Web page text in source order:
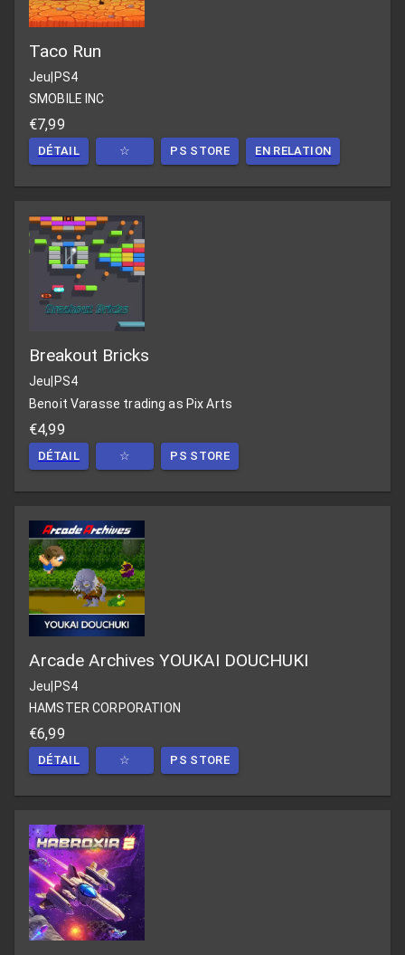
Taco Run
Jeu|PS4
SMOBILE INC
€7,99
DÉTAIL ☆ PS STORE EN RELATION
Breakout Bricks
Jeu PS4
Benoit Varasse trading as Pix Arts
€4,99
DÉTAIL ☆ PS STORE
Arcade Archives YOUKAI DOUCHUKI
Jeu|PS4
HAMSTER CORPORATION
€6,99
DÉTAIL ☆ PS STORE